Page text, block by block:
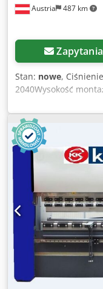
Austria 487 km
Zapytania
Stan: nowe,
2040Wysokość
300Wymiary (dł. x
4850Moc silnika:
sterowanie: tak CNC
KKI mod.
krawędziowa
krawędziowe nie
swojej elastyczności
Wyższa prędkość i
oferuje lepszą
przyjazną dla
pierwszy producent
krawędziowych o
jest pionierem tej
wyposażenie